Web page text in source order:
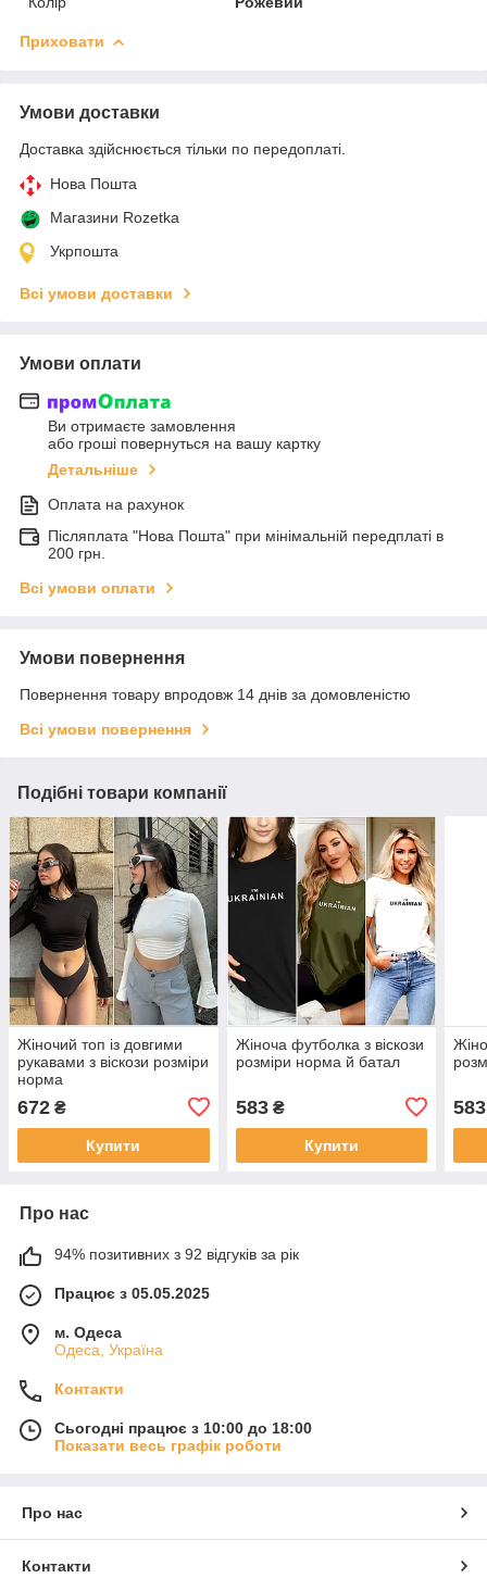
Приховати
Умови доставки
Доставка здійснюється тільки по передоплаті.
Нова Пошта
Магазини Rozetka
Укрпошта
Всі умови доставки
Умови оплати
Ви отримаєте замовлення
або гроші повернуться на вашу картку
Детальніше
Оплата на рахунок
Післяплата "Нова Пошта" при мінімальній передплаті в
200 грн.
Всі умови оплати
Умови повернення
Повернення товару впродовж 14 днів за домовленістю
Всі умови повернення
Подібні товари компанії
Жіночий топ із довгими
рукавами з віскози розміри
норма
672 ₴
Купити
Жіноча футболка з віскози
розміри норма й батал
583₴
Купити
583
Про нас
94% позитивних з 92 відгуків за рік
Працює з 05.05.2025
м. Одеса
Одеса, Україна
Контакти
Сьогодні працює з 10:00 до 18:00
Показати весь графік роботи
Про нас
Контакти